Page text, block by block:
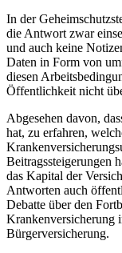
In der
die Antwort zwar
und auch keine
Daten in Form von
diesen
Öffentlichkeit nicht
Abgesehen davon,
hat, zu erfahren,
Beitragssteigerungen
das Kapital der
Antworten auch
Debatte über den
Krankenversicherung
Bürgerversicherung.